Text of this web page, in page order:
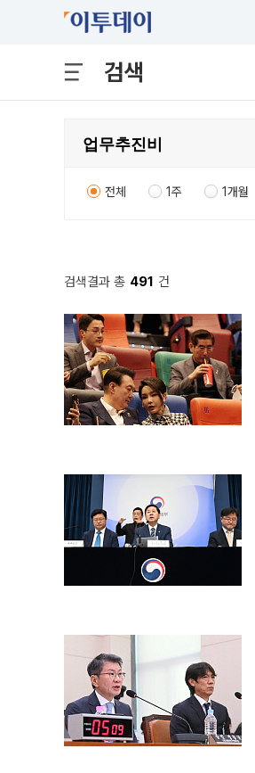
검색
전체 1주 1개월
검색결과 총 491 건